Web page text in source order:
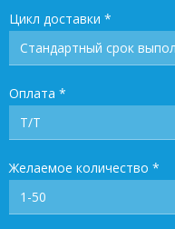
Цикл доставки *
Оплата *
Желаемое количество *